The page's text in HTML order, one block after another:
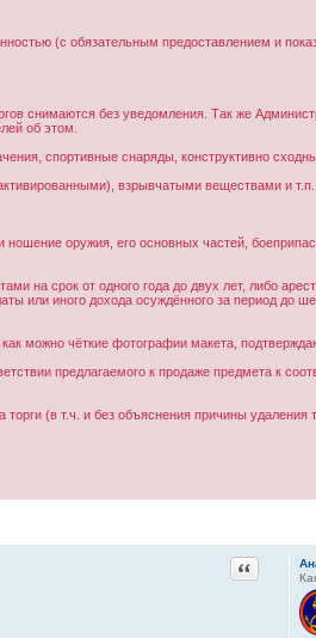
(с обязательным предоставлением и
снимаются без уведомления. Так же
об этом.
спортивные снаряды, конструктивно
взрывчатыми веществами и
оружия, его основных частей,
на срок от одного года до двух лет, либо
или иного дохода осуждённого за период до
можно чёткие фотографии макета,
предлагаемого к продаже предмета к
(в т.ч. и без объяснения причины удаления
Цитата